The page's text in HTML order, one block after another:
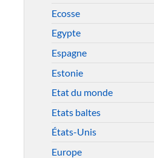
Ecosse
Egypte
Espagne
Estonie
Etat du monde
Etats baltes
États-Unis
Europe